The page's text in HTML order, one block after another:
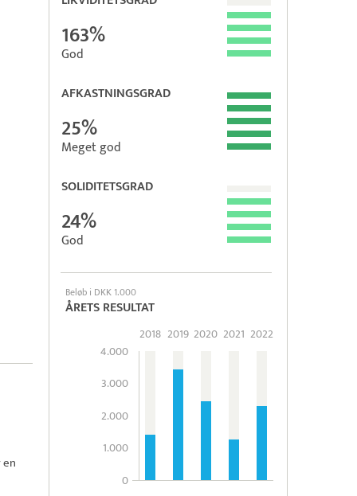
163%
God
AFKASTNINGSGRAD
25%
Meget god
SOLIDITETSGRAD
24%
God
Beløb i DKK 1.000
ÅRETS RESULTAT
4.000
3.000
2.000
1.000
0
2018 2019 2020 2021 2022